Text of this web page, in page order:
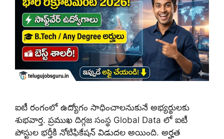
ఐటీ రంగంలో ఉద్యోగం సాధించాలనుకునే అభ్యర్థులకు
శుభవార్త. ప్రముఖ దిగ్గజ సంస్థ Global Data లో ఐటీ
పోస్టుల భర్తీకి నోటిఫికేషన్ విడుదల అయింది. అర్హత